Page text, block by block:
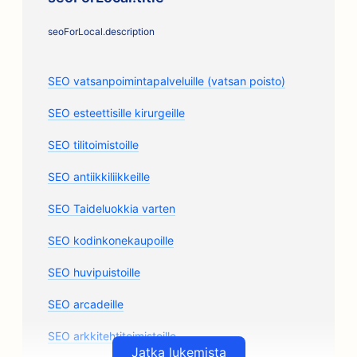
seoForLocal.description
SEO vatsanpoimintapalveluille (vatsan poisto)
SEO esteettisille kirurgeille
SEO tilitoimistoille
SEO antiikkiliikkeille
SEO Taideluokkia varten
SEO kodinkonekaupoille
SEO huvipuistoille
SEO arcadeille
SEO arkkitehtitoimistoille
Jatka lukemista